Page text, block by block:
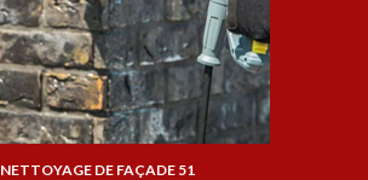
NETTOYAGE DE FAÇADE 51